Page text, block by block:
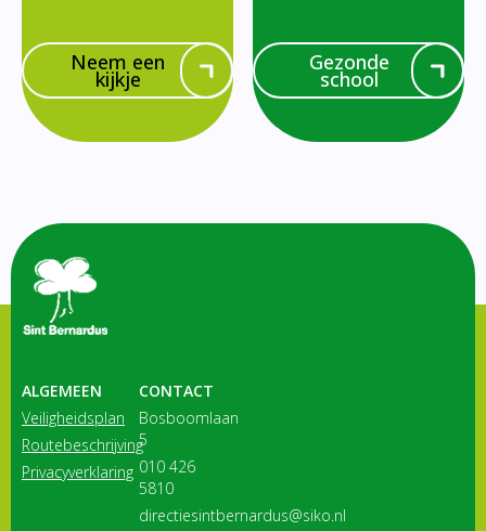
Neem een
kijkje
Gezonde
school
ALGEMEEN
Veiligheidsplan
Routebeschrijving
Privacyverklaring
CONTACT
Bosboomlaan
5
010 426
5810
directiesintbernardus@siko.nl